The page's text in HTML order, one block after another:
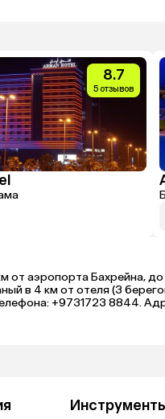
8.7
5 отзывов
от аэропорта Бахрейна,
в 4 км от отеля (3
+9731723 8844.